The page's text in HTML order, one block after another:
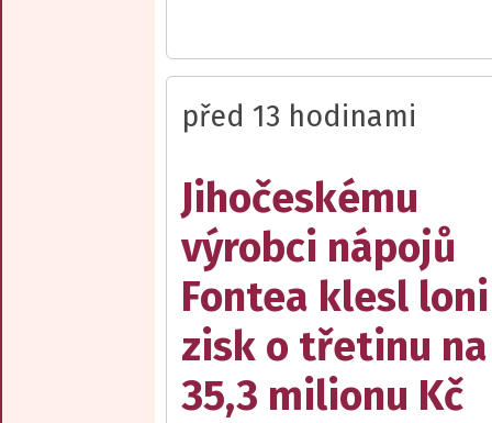
před 13 hodinami
Jihočeskému
výrobci nápojů
Fontea klesl loni
zisk o třetinu na
35,3 milionu Kč